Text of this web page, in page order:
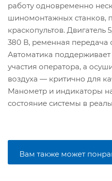
работу одновременно
шиномонтажных станков,
краскопультов. Двигатель
380 В, ременная передача
Автоматика
участия оператора, а
воздуха — критично для
Манометр и индикаторы
состояние системы в
Вам также может